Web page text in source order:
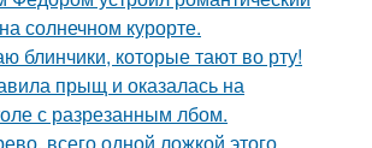
солнечном курорте.
блинчики, которые тают во рту!
прыщ и оказалась на
с разрезанным лбом.